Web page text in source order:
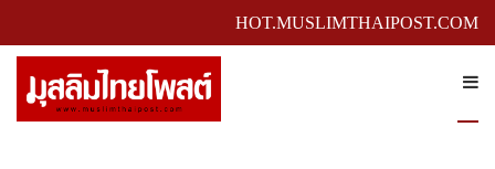
HOT.MUSLIMTHAIPOST.COM